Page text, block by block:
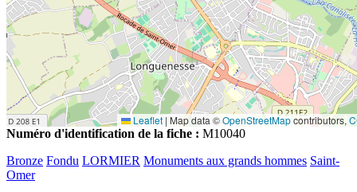
Leaflet | Map data ©OpenStreetMapcontributors,
Numéro d'identification de la fiche : M10040
Bronze Fondu LORMIER Monuments aux grands hommes Saint-
Omer